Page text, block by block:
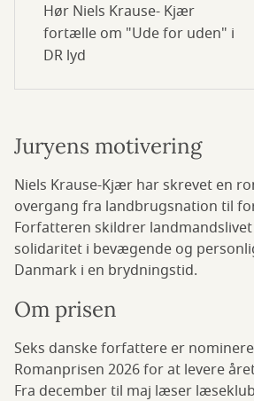
Hør Niels Krause- Kjær
fortælle om "Ude for uden" i
DR lyd
Juryens motivering
Niels Krause-Kjær har skrevet en
overgang fra landbrugsnation til
Forfatteren skildrer
solidaritet i bevægende og
Danmark i en brydningstid.
Om prisen
Seks danske forfattere er
Romanprisen 2026 for at levere
Fra december til maj læser